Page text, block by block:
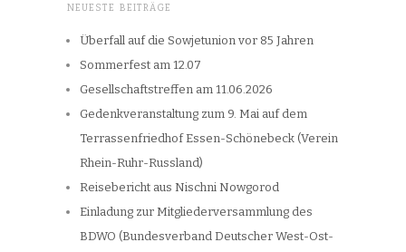
NEUESTE BEITRÄGE
Überfall auf die Sowjetunion vor 85 Jahren
Sommerfest am 12.07
Gesellschaftstreffen am 11.06.2026
Gedenkveranstaltung zum 9. Mai auf dem
Terrassenfriedhof Essen-Schönebeck (Verein
Rhein-Ruhr-Russland)
Reisebericht aus Nischni Nowgorod
Einladung zur Mitgliederversammlung des
BDWO (Bundesverband Deutscher West-Ost-